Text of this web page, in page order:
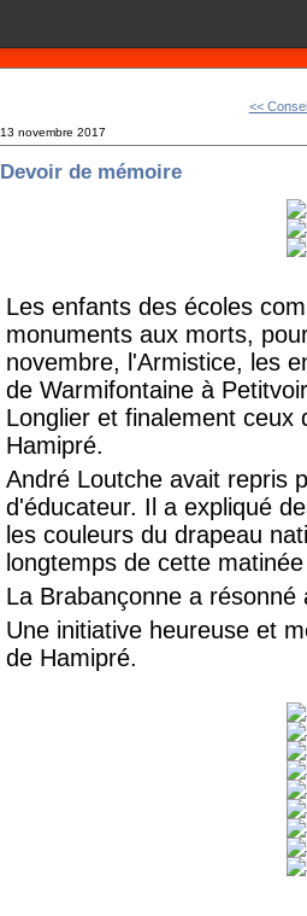
<<
13 novembre 2017
Devoir de mémoire
Les enfants des écoles
monuments aux morts,
novembre, l'Armistice, les
de Warmifontaine à
Longlier et finalement ceux
Hamipré.
André Loutche avait repris
d'éducateur. Il a expliqué
les couleurs du drapeau
longtemps de cette
La Brabançonne a
Une initiative heureuse et
de Hamipré.